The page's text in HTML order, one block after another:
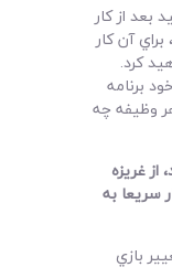
بعد از کار
آن کار
کرد.
برنامه
وظيفه چه
غريزه
سريعا به